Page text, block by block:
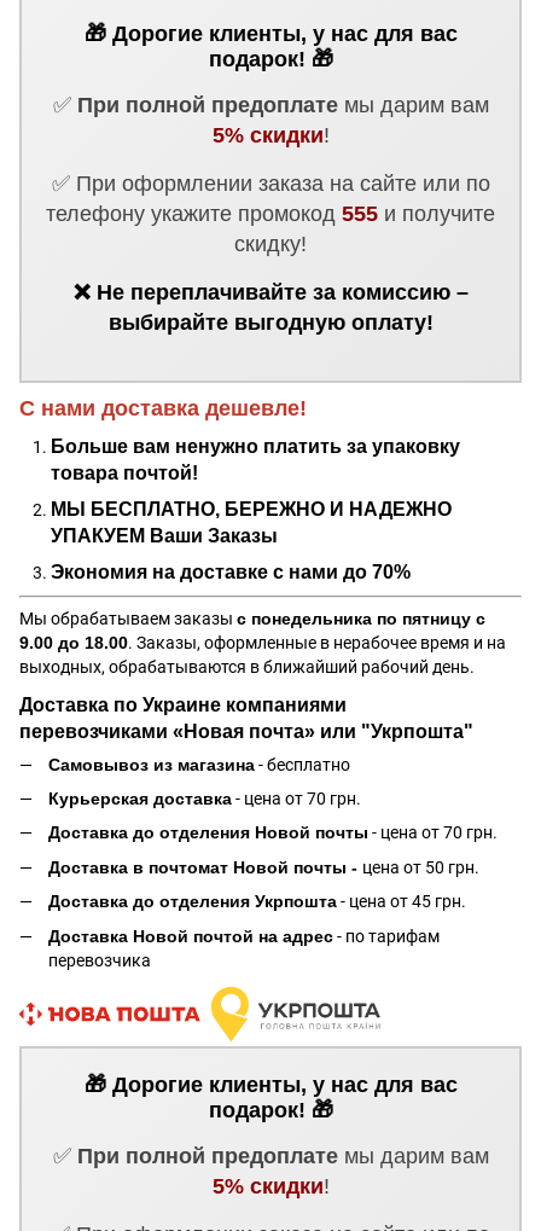
🎁 Дорогие клиенты, у нас для вас
подарок! 🎁
✅ При полной предоплатемы дарим вам
5% скидки!
✅ При оформлении заказа на сайте или по
телефону укажите промокод 555 и получите
скидку!
❌ Не переплачивайте за комиссию –
выбирайте выгодную оплату!
С нами доставка дешевле!
Больше вам ненужно платить за упаковку
товара почтой!
МЫ БЕСПЛАТНО, БЕРЕЖНО И НАДЕЖНО
УПАКУЕМ Ваши Заказы
Экономия на доставке с нами до 70%
Мы обрабатываем заказы с понедельника по пятницу с
9.00 до 18.00. Заказы, оформленные в нерабочее время и на
выходных, обрабатываются в ближайший рабочий день.
Доставка по Украине компаниями
перевозчиками «Новая почта» или "Укрпошта"
Самовывоз из магазина- бесплатно
Курьерская доставка- цена от 70 грн.
Доставка до отделения Новой почты - цена от 70 грн.
Доставка в почтомат Новой почты - цена от 50 грн.
Доставка до отделения Укрпошта- цена от 45 грн.
Доставка Новой почтой на адрес- по тарифам
перевозчика
🎁 Дорогие клиенты, у нас для вас
подарок! 🎁
✅ При полной предоплатемы дарим вам
5% скидки!